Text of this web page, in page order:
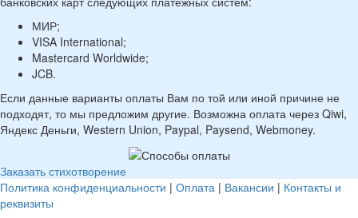
МИР;
VISA International;
Mastercard Worldwide;
JCB.
Если данные варианты оплаты Вам по той или иной причине не
подходят, то мы предложим другие. Возможна оплата через Qiwi,
Яндекс Деньги, Western Union, Paypal, Paysend, Webmoney.
Заказать стихотворение
Политика конфиденциальности | Оплата | Вакансии | Контакты и
реквизиты